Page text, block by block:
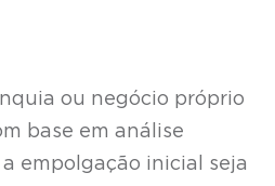
ou negócio próprio
base em análise
empolgação inicial seja